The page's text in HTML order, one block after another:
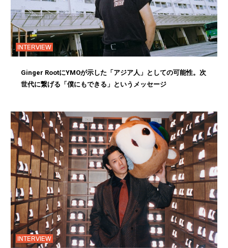
INTERVIEW
Ginger RootにYMOが示した「アジア人」としての可能性。次
世代に繋げる「僕にもできる」というメッセージ
INTERVIEW